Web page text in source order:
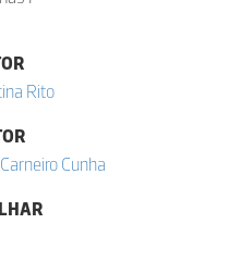
Rito
Cunha